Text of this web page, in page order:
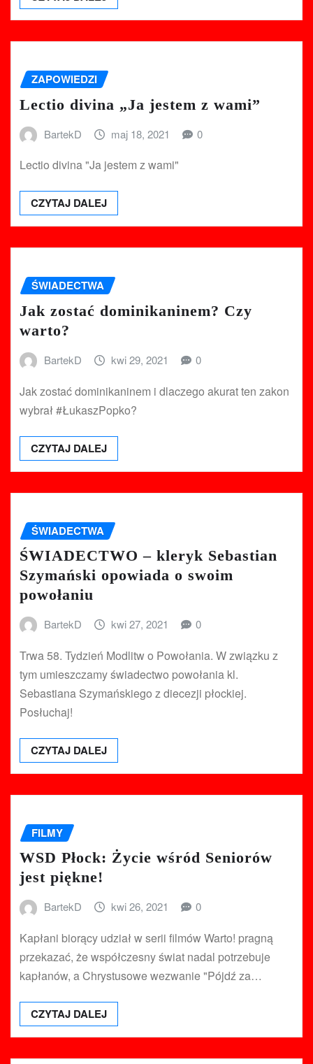
ZAPOWIEDZI
Lectio divina „Ja jestem z wami”
BartekD maj 18, 2021 0
Lectio divina "Ja jestem z wami"
CZYTAJ DALEJ
ŚWIADECTWA
Jak zostać dominikaninem? Czy
warto?
BartekD kwi 29, 2021 0
Jak zostać dominikaninem i dlaczego akurat ten zakon
wybrał #ŁukaszPopko?
CZYTAJ DALEJ
ŚWIADECTWA
ŚWIADECTWO – kleryk Sebastian
Szymański opowiada o swoim
powołaniu
BartekD kwi 27, 2021 0
Trwa 58. Tydzień Modlitw o Powołania. W związku z
tym umieszczamy świadectwo powołania kl.
Sebastiana Szymańskiego z diecezji płockiej.
Posłuchaj!
CZYTAJ DALEJ
FILMY
WSD Płock: Życie wśród Seniorów
jest piękne!
BartekD kwi 26, 2021 0
Kapłani biorący udział w serii filmów Warto! pragną
przekazać, że współczesny świat nadal potrzebuje
kapłanów, a Chrystusowe wezwanie "Pójdź za…
CZYTAJ DALEJ